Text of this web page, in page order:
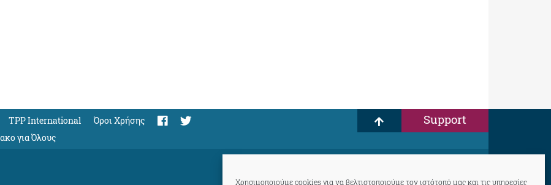
Χρησιμοποιούμε cookies για να βελτιστοποιούμε τον ιστότοπό μας και τις υπηρεσίες
TPP International
Όροι Χρήσης
για Όλους
Support